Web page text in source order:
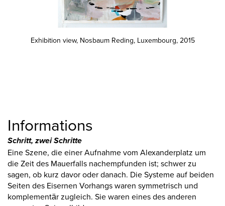
Exhibition view, Nosbaum Reding, Luxembourg, 2015
Informations
Schritt, zwei Schritte
Eine Szene, die einer Aufnahme vom Alexanderplatz um
die Zeit des Mauerfalls nachempfunden ist; schwer zu
sagen, ob kurz davor oder danach. Die Systeme auf beiden
Seiten des Eisernen Vorhangs waren symmetrisch und
komplementär zugleich. Sie waren eines des anderen